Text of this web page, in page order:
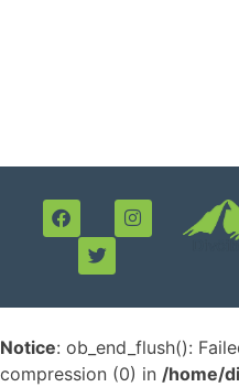
Notice: ob_end_flush():
compression (0) in /home/